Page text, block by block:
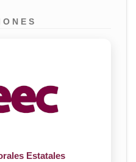
O N E S
Estatales